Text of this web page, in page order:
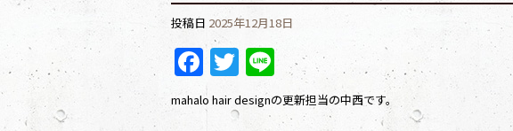
投稿日 2025年12月18日
Facebook
Twitter
Line
mahalo hair designの更新担当の中西です。